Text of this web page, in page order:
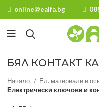
online@ealfa.bg
БЯЛ КОНТАКТ
Начало
Ел. материали и
Електрически ключове и